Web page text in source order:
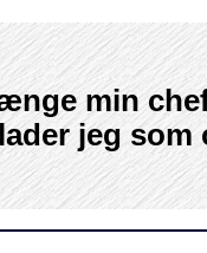
min
lader jeg som